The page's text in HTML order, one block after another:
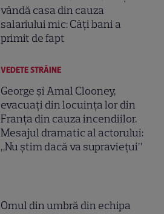
vândă casa din cauza
salariului mic: Câți bani a
primit de fapt
VEDETE STRĂINE
George și Amal Clooney,
evacuați din locuința lor din
Franța din cauza incendiilor.
Mesajul dramatic al actorului:
„Nu știm dacă va supraviețui”
Omul din umbră din echipa